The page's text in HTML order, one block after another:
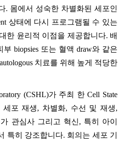
. 몸에서 성숙한 차별화된 세포인
상태에 다시 프로그램될 수 있는
한 윤리적 이점을 제공합니다. 배
biopsies 또는 혈액 draw와 같은
치료를 위해 높게 적당한
(CSHL)가 주최 한 Cell State
세포 재생, 차별화, 수선 및 재생,
관심사 그리고 혁신, 특히 아이
특히 강조합니다. 회의는 세포 기